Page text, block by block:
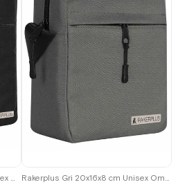
Rakerplus Siyah 20x16x8 cm Unisex Omuz Çantası Rakerplus Gri 20x16x8 cm Unisex Omuz Çantası